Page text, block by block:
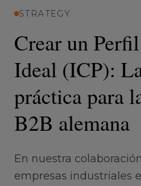
STRATEGY
Crear un
Ideal (ICP):
práctica para
B2B alemana
En nuestra
empresas industriales